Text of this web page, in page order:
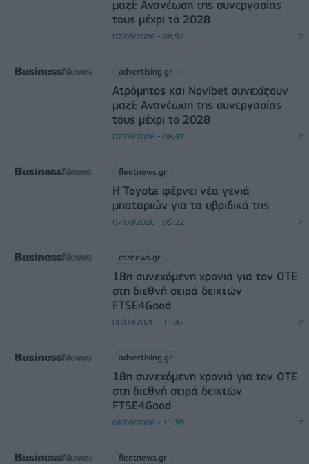
μαζί: Ανανέωση της συνεργασίας
τους μέχρι το 2028
07/08/2026 - 08:52
advertising.gr
Ατρόμητος και Novibet συνεχίζουν
μαζί: Ανανέωση της συνεργασίας
τους μέχρι το 2028
07/08/2026 - 08:47
fleetnews.gr
Η Toyota φέρνει νέα γενιά
μπαταριών για τα υβριδικά της
07/08/2026 - 05:22
csrnews.gr
18η συνεχόμενη χρονιά για τον ΟΤΕ
στη διεθνή σειρά δεικτών
FTSE4Good
06/08/2026 - 11:42
advertising.gr
18η συνεχόμενη χρονιά για τον ΟΤΕ
στη διεθνή σειρά δεικτών
FTSE4Good
06/08/2026 - 11:39
fleetnews.gr